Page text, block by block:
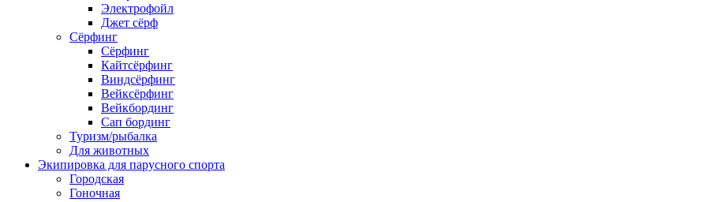
Электрофойл
Джет сёрф
Сёрфинг
Сёрфинг
Кайтсёрфинг
Виндсёрфинг
Вейксёрфинг
Вейкбординг
Сап бординг
Туризм/рыбалка
Для животных
Экипировка для парусного спорта
Городская
Гоночная